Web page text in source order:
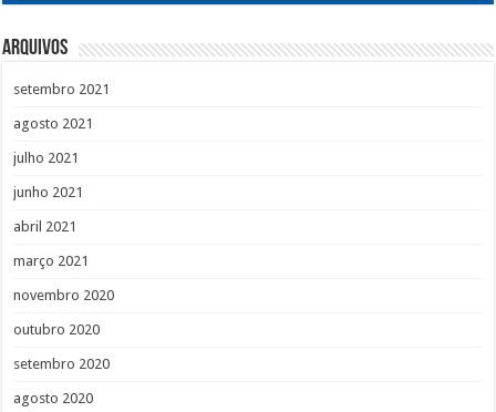
Arquivos
setembro 2021
agosto 2021
julho 2021
junho 2021
abril 2021
março 2021
novembro 2020
outubro 2020
setembro 2020
agosto 2020